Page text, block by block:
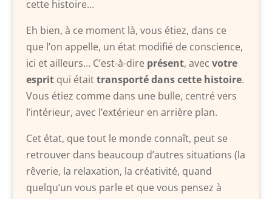
cette histoire…
Eh bien, à ce moment là, vous étiez, dans ce
que l’on appelle, un état modifié de conscience,
ici et ailleurs… C’est-à-dire présent, avec votre
espritqui étaittransporté dans cette histoire.
Vous étiez comme dans une bulle, centré vers
l’intérieur, avec l’extérieur en arrière plan.
Cet état, que tout le monde connaît, peut se
retrouver dans beaucoup d’autres situations (la
rêverie, la relaxation, la créativité, quand
quelqu’un vous parle et que vous pensez à